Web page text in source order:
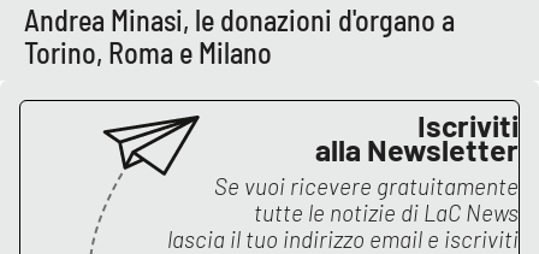
Lacplay.it
Lactv.it
Laconair.it
Lacitymag.it
Andrea Minasi, le donazioni d'organo a
Torino, Roma e Milano
Iscriviti
alla Newsletter
Se vuoi ricevere gratuitamente
tutte le notizie di LaC News
lascia il tuo indirizzo email e iscriviti